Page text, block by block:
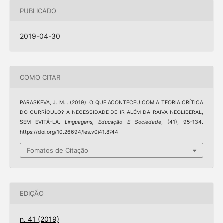
PUBLICADO
2019-04-30
COMO CITAR
PARASKEVA, J. M. . (2019). O QUE ACONTECEU COM A TEORIA CRÍTICA
DO CURRÍCULO? A NECESSIDADE DE IR ALÉM DA RAIVA NEOLIBERAL,
SEM EVITÁ-LA.Linguagens, Educação E Sociedade, (41), 95–134.
https://doi.org/10.26694/les.v0i41.8744
Fomatos de Citação
EDIÇÃO
n. 41 (2019)